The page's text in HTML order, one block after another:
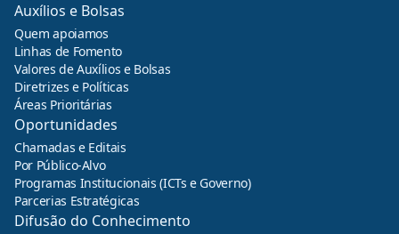
Auxílios e Bolsas
Quem apoiamos
Linhas de Fomento
Valores de Auxílios e Bolsas
Diretrizes e Políticas
Áreas Prioritárias
Oportunidades
Chamadas e Editais
Por Público-Alvo
Programas Institucionais (ICTs e Governo)
Parcerias Estratégicas
Difusão do Conhecimento